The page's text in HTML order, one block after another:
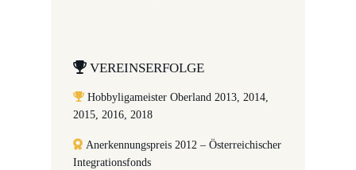
VEREINSERFOLGE
Hobbyligameister Oberland 2013, 2014,
2015, 2016, 2018
Anerkennungspreis 2012 – Österreichischer
Integrationsfonds